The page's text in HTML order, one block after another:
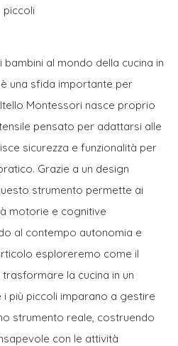
al mondo della cucina in
una sfida importante per
Montessori nasce proprio
pensato per adattarsi alle
sicurezza e funzionalità per
Grazie a un design
strumento permette ai
motorie e cognitive
al contempo autonomia e
esploreremo come il
la cucina in un
più piccoli imparano a gestire
strumento reale, costruendo
con le attività